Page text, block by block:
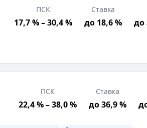
Постоянная регистрация в
ЕГРИП, Выписка по счету,
правилами выдачи и
ПСК
17,7 % – 30,4 %
Ставка
до 18,6 % до
ПСК
22,4 % – 38,0 %
Ставка
до 36,9 %